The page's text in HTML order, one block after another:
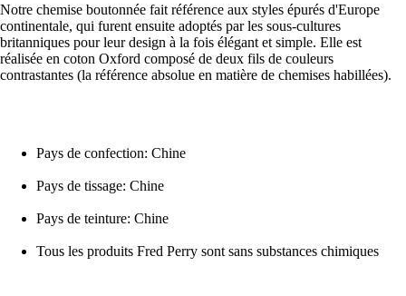
Notre chemise boutonnée fait référence aux styles épurés d'Europe
continentale, qui furent ensuite adoptés par les sous-cultures
britanniques pour leur design à la fois élégant et simple. Elle est
réalisée en coton Oxford composé de deux fils de couleurs
contrastantes (la référence absolue en matière de chemises habillées).
Pays de confection: Chine
Pays de tissage: Chine
Pays de teinture: Chine
Tous les produits Fred Perry sont sans substances chimiques